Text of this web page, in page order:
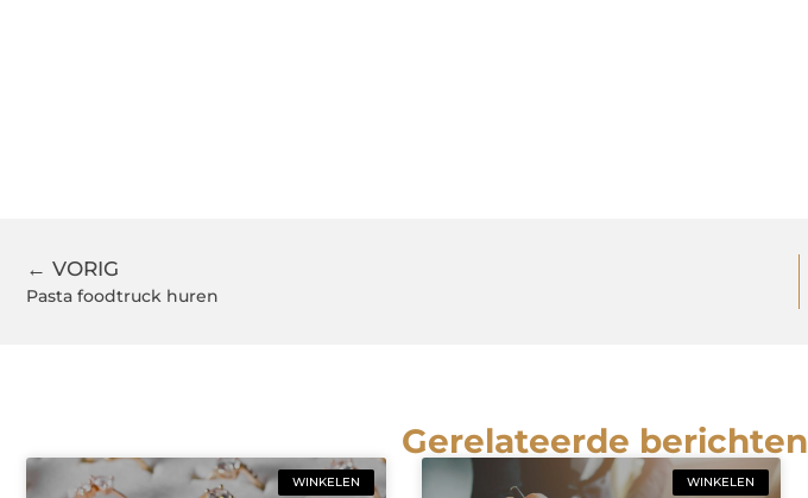
← VORIG
Pasta foodtruck huren
Gerelateerde berichten
WINKELEN WINKELEN